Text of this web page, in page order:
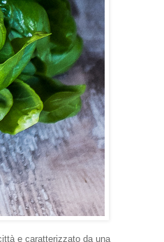
e caratterizzato da una